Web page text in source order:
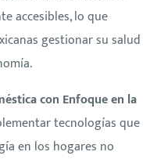
accesibles, lo que
gestionar su salud
con Enfoque en la
tecnologías que
en los hogares no